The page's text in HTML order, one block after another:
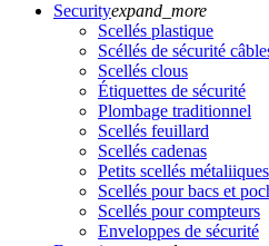
Securityexpand_more
Scellés plastique
Scéllés de sécurité
Scellés clous
Étiquettes de sécurité
Plombage traditionnel
Scellés feuillard
Scellés cadenas
Petits scellés métaliiques
Scellés pour bacs et
Scellés pour compteurs
Enveloppes de sécurité